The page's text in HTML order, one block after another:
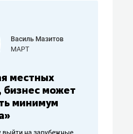
Василь Мазитов
МАРТ
местных
бизнес может
минимум